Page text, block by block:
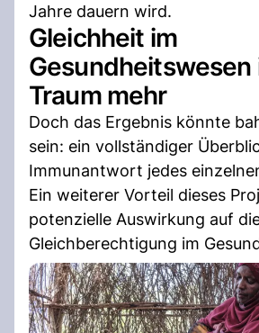
Jahre dauern wird.
Gleichheit im
Gesundheitswesen
Traum mehr
Doch das Ergebnis könnte
sein: ein vollständiger
Immunantwort jedes
Ein weiterer Vorteil dieses
potenzielle Auswirkung auf
Gleichberechtigung im